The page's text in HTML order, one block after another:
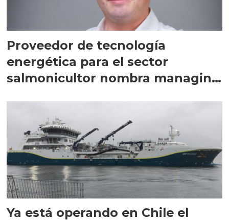
Proveedor de tecnología
energética para el sector
salmonicultor nombra managing
Ya está operando en Chile el